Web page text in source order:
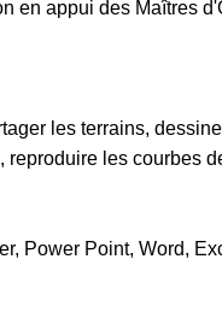
en appui des Maîtres
les terrains,
reproduire les courbes
Power Point, Word,